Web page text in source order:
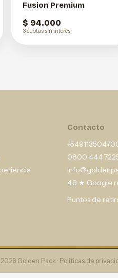
Fusion Premium
$ 94.000
3 cuotas sin interés
Contacto
0800 444
4,9 ★ Google
Puntos de
Golden Pack · Políticas de